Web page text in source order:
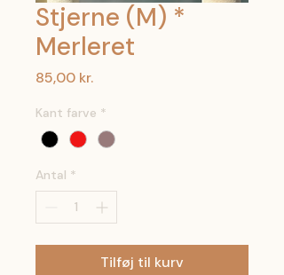
Stjerne (M) *
Merleret
85,00 kr.Pris
Kant farve *
Antal *
Tilføj til kurv